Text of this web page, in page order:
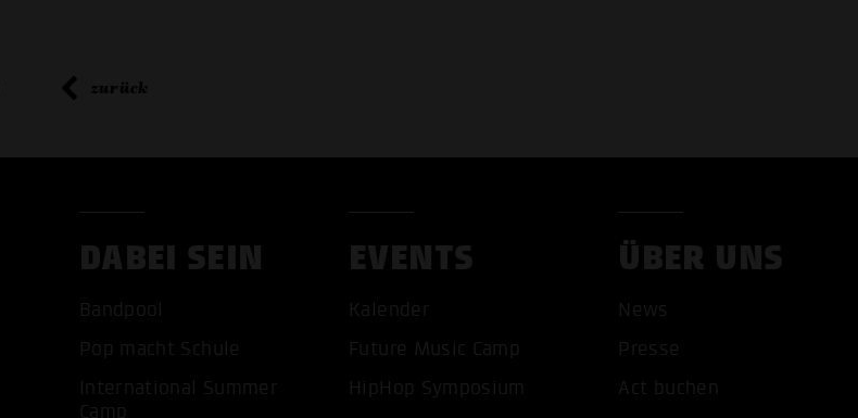
zurück
DABEI SEIN
Bandpool
Pop macht Schule
International Summer
Camp
EVENTS
Kalender
Future Music Camp
HipHop Symposium
ÜBER UNS
News
Presse
Act buchen